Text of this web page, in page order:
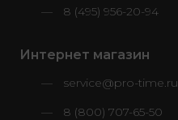
8 (495) 956-20-94
Интернет магазин
service@pro-time.ru
8 (800) 707-65-50